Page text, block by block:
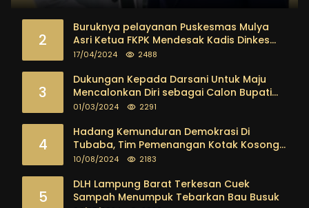
2
Buruknya pelayanan Puskesmas Mulya
Asri Ketua FKPK Mendesak Kadis Dinkes
Tubaba Ambil Tindakan Tegas
17/04/2024 2488
3
Dukungan Kepada Darsani Untuk Maju
Mencalonkan Diri sebagai Calon Bupati
Tubaba Terus Mengalir Baik Dari
masyarakat
01/03/2024 2291
4
Hadang Kemunduran Demokrasi Di
Tubaba, Tim Pemenangan Kotak Kosong
Segera Dibentuk
10/08/2024 2183
5
DLH Lampung Barat Terkesan Cuek
Sampah Menumpuk Tebarkan Bau Busuk